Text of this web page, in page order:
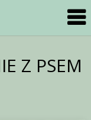
Z PSEM